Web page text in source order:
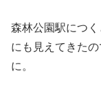
森林公園駅につ
にも見えてきた
に。